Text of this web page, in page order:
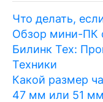
Что делать,
Обзор мини-ПК
Билинк Тех:
Техники
Какой размер
47 мм или 51